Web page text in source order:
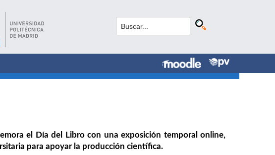
el Día del Libro con una exposición temporal online,
para apoyar la producción científica.